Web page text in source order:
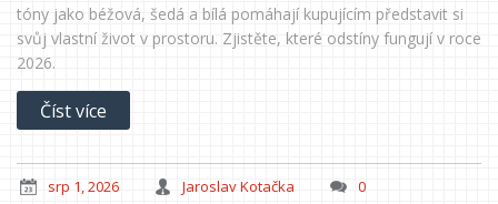
tóny jako béžová, šedá a bílá pomáhají kupujícím představit si
svůj vlastní život v prostoru. Zjistěte, které odstíny fungují v roce
2026.
Číst více
srp 1, 2026 Jaroslav Kotačka 0